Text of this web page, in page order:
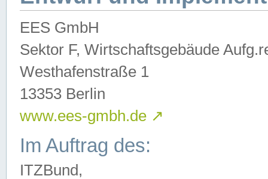
EES GmbH
Sektor F, Wirtschaftsgebäude
Westhafenstraße 1
13353 Berlin
www.ees-gmbh.de ↗
Im Auftrag des:
ITZBund,